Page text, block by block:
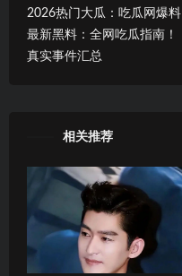
2026热门大瓜：吃瓜网爆料
最新黑料：全网吃瓜指南！
真实事件汇总
相关推荐